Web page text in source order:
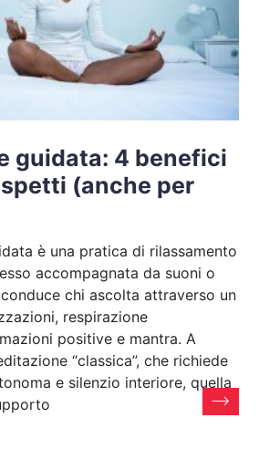
guidata: 4 benefici
(anche per
è una pratica di rilassamento
accompagnata da suoni o
chi ascolta attraverso un
respirazione
positive e mantra. A
“classica”, che richiede
e silenzio interiore, quella